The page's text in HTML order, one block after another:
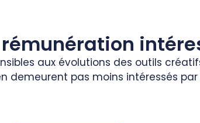
aux évolutions des outils
demeurent pas moins intéressés